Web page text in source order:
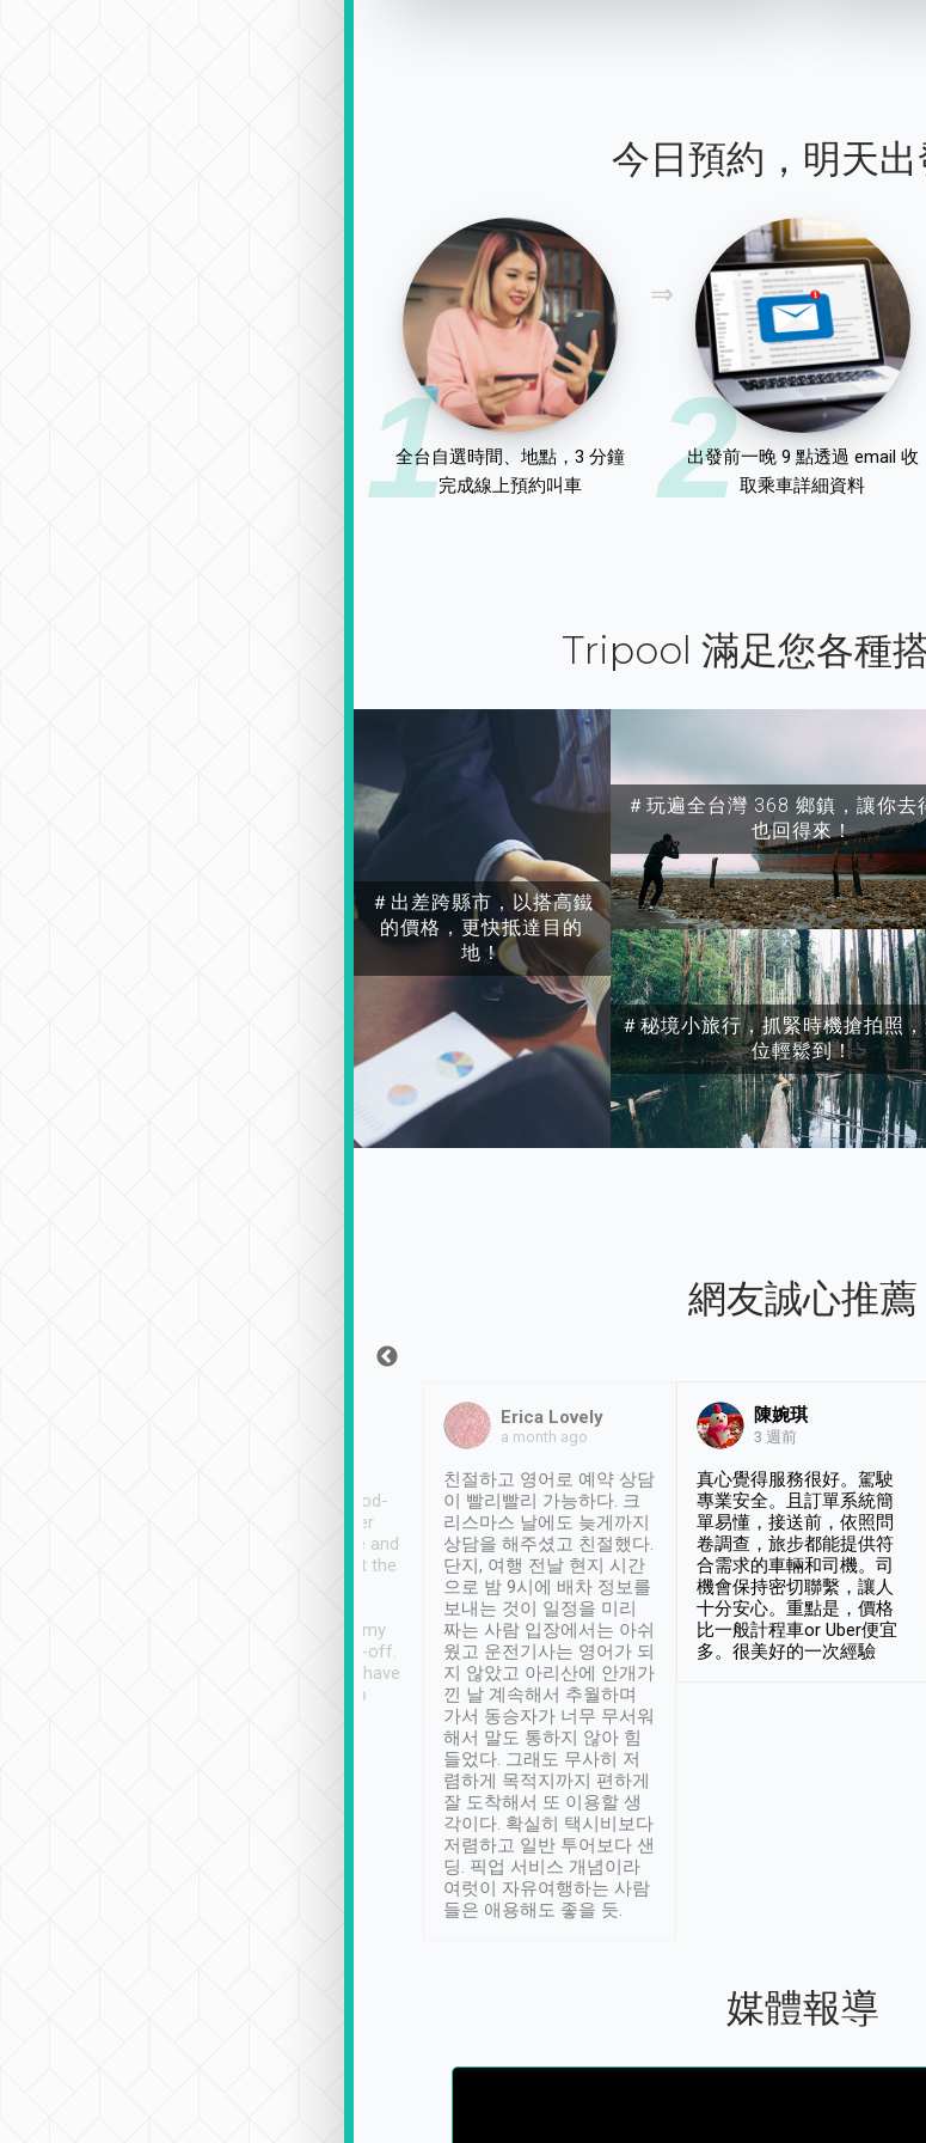
今日預約，明天出
1
全台自選時間、地點，3 分鐘
完成線上預約叫車
2
出發前一晚 9 點透過 email 收
取乘車詳細資料
Tripool 滿足您各種
＃出差跨縣市，以搭高鐵
的價格，更快抵達目的
地！
＃玩遍全台灣 368 鄉鎮，讓你去
也回得來！
＃秘境小旅行，抓緊時機搶拍照
位輕鬆到！
網友誠心推薦
service, vehicles in good-
condition and the driver
service was awesome and
thoughtful. Driver went the
have safely arrived at my
destination after drop-off.
Definitely something I have
not seen elsewhere 👍
Erica Lovely
a month ago
친절하고 영어로 예약 상담
이 빨리빨리 가능하다. 크
리스마스 날에도 늦게까지
상담을 해주셨고 친절했다.
단지, 여행 전날 현지 시간
으로 밤 9시에 배차 정보를
보내는 것이 일정을 미리
짜는 사람 입장에서는 아쉬
웠고 운전기사는 영어가 되
지 않았고 아리산에 안개가
낀 날 계속해서 추월하며
가서 동승자가 너무 무서워
해서 말도 통하지 않아 힘
들었다. 그래도 무사히 저
렴하게 목적지까지 편하게
잘 도착해서 또 이용할 생
각이다. 확실히 택시비보다
저렴하고 일반 투어보다 샌
딩. 픽업 서비스 개념이라
여럿이 자유여행하는 사람
들은 애용해도 좋을 듯.
陳婉琪
3 週前
真心覺得服務很好。駕駛
專業安全。且訂單系統簡
單易懂，接送前，依照問
卷調查，旅步都能提供符
合需求的車輛和司機。司
機會保持密切聯繫，讓人
十分安心。重點是，價格
比一般計程車or Uber便宜
多。很美好的一次經驗
媒體報導